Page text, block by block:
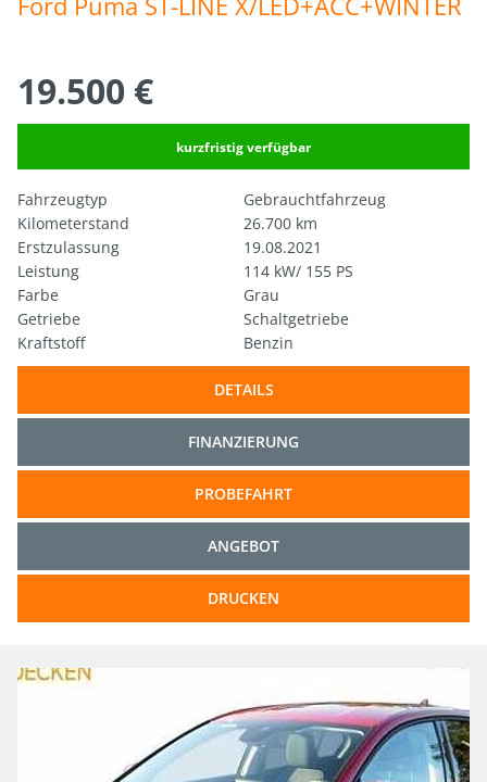
19.500 €
kurzfristig verfügbar
Fahrzeugtyp
Gebrauchtfahrzeug
Kilometerstand
26.700 km
Erstzulassung
19.08.2021
Leistung
114 kW/ 155 PS
Farbe
Grau
Getriebe
Schaltgetriebe
Kraftstoff
Benzin
DETAILS
FINANZIERUNG
PROBEFAHRT
ANGEBOT
DRUCKEN